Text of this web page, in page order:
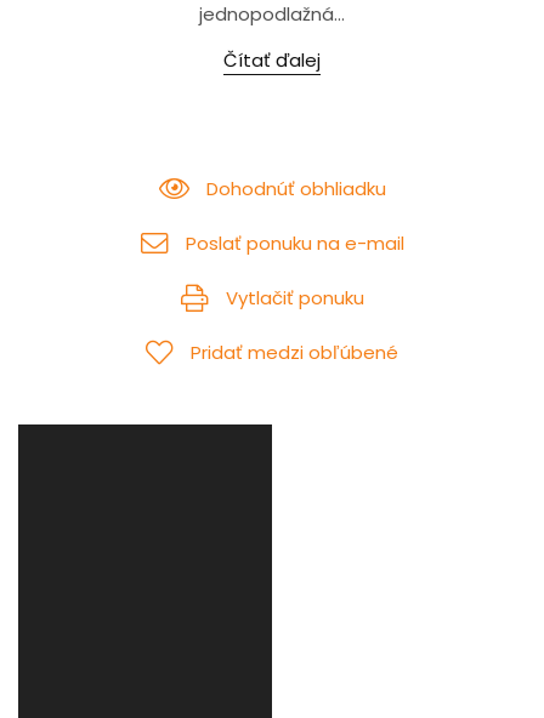
jednopodlažná...
Čítať ďalej
Dohodnúť obhliadku
Poslať ponuku na e-mail
Vytlačiť ponuku
Pridať medzi obľúbené